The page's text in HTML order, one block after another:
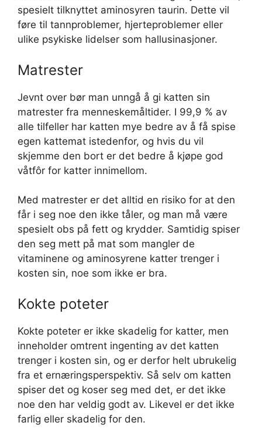
spesielt tilknyttet aminosyren taurin. Dette vil
føre til tannproblemer, hjerteproblemer eller
ulike psykiske lidelser som hallusinasjoner.
Matrester
Jevnt over bør man unngå å gi katten sin
matrester fra menneskemåltider. I 99,9 % av
alle tilfeller har katten mye bedre av å få spise
egen kattemat istedenfor, og hvis du vil
skjemme den bort er det bedre å kjøpe god
våtfôr for katter innimellom.
Med matrester er det alltid en risiko for at den
får i seg noe den ikke tåler, og man må være
spesielt obs på fett og krydder. Samtidig spiser
den seg mett på mat som mangler de
vitaminene og aminosyrene katter trenger i
kosten sin, noe som ikke er bra.
Kokte poteter
Kokte poteter er ikke skadelig for katter, men
inneholder omtrent ingenting av det katten
trenger i kosten sin, og er derfor helt ubrukelig
fra et ernæringsperspektiv. Så selv om katten
spiser det og koser seg med det, er det ikke
noe den har veldig godt av. Likevel er det ikke
farlig eller skadelig for den.